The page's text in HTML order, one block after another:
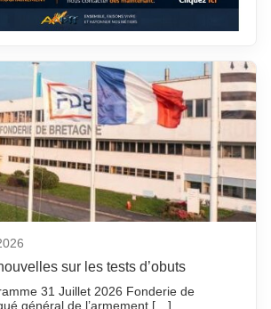
sur les tests d’obuts
31 Juillet 2026 Fonderie de
général de l’armement […]